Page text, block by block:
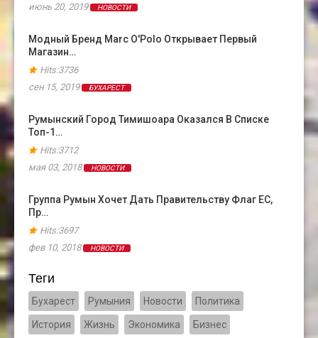
июнь 20, 2019 НОВОСТИ
Модный Бренд Marc O'Polo Открывает Первый
Магазин…
Hits:3736
сен 15, 2019
БУХАРЕСТ
Румынский Город Тимишоара Оказался В Cписке
Топ-1…
Hits:3712
мая 03, 2018
НОВОСТИ
Группа Румын Хочет Дать Правительству Флаг ЕС,
Пр…
Hits:3697
фев 10, 2018
НОВОСТИ
Теги
Бухарест Румыния Новости Политика
История Жизнь Экономика Бизнес